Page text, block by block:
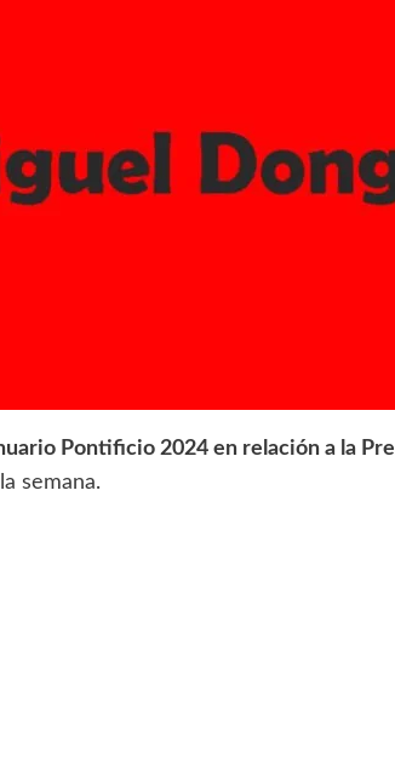
Pontificio 2024 en relación a la
semana.